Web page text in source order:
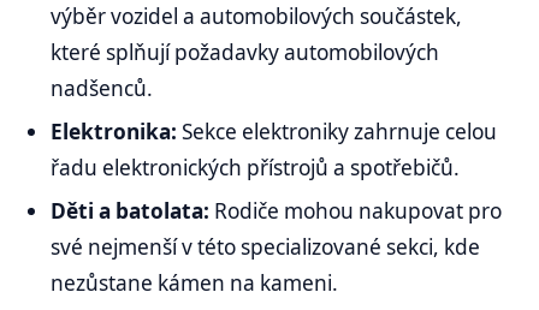
výběr vozidel a automobilových součástek,
které splňují požadavky automobilových
nadšenců.
Elektronika: Sekce elektroniky zahrnuje celou
řadu elektronických přístrojů a spotřebičů.
Děti a batolata: Rodiče mohou nakupovat pro
své nejmenší v této specializované sekci, kde
nezůstane kámen na kameni.